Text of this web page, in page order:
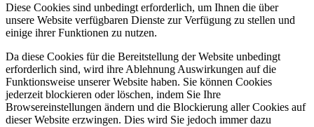
Diese Cookies sind unbedingt erforderlich, um Ihnen die über
unsere Website verfügbaren Dienste zur Verfügung zu stellen und
einige ihrer Funktionen zu nutzen.
Da diese Cookies für die Bereitstellung der Website unbedingt
erforderlich sind, wird ihre Ablehnung Auswirkungen auf die
Funktionsweise unserer Website haben. Sie können Cookies
jederzeit blockieren oder löschen, indem Sie Ihre
Browsereinstellungen ändern und die Blockierung aller Cookies auf
dieser Website erzwingen. Dies wird Sie jedoch immer dazu